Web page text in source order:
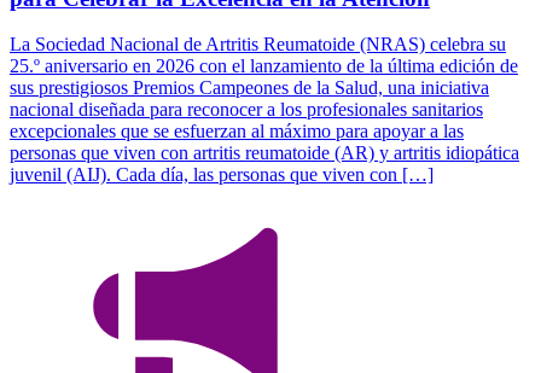
La Sociedad Nacional de Artritis Reumatoide (NRAS) celebra su
25.º aniversario en 2026 con el lanzamiento de la última edición de
sus prestigiosos Premios Campeones de la Salud, una iniciativa
nacional diseñada para reconocer a los profesionales sanitarios
excepcionales que se esfuerzan al máximo para apoyar a las
personas que viven con artritis reumatoide (AR) y artritis idiopática
juvenil (AIJ). Cada día, las personas que viven con […]